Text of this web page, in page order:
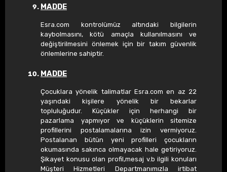
MADDE
Esra.com kontrolümüz altındaki bilgilerin
kaybolmasını, kötü amaçla kullanılmasını ve
değiştirilmesini önlemek için bir takım güvenlik
önlemlerine sahiptir.
MADDE
Çocuklara yönelik talimatlar Esra.com en az 22
yaşındaki kişilere yönelik bir bekarlar
topluluğudur. Küçükler için herhangi bir
pazarlama yapmıyor ve küçüklerin sitemize
profillerini postalamalarına izin vermiyoruz.
Postalanan bütün yeni profilleri çocukların
okumasında sakınca olmayacak hale getiriyoruz.
Şikayet konusu olan profil,mesaj v.b ilgili konuları
Müşteri Hizmetleri Departmanımızla irtibat